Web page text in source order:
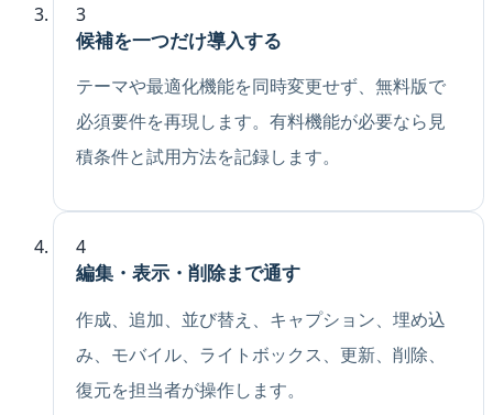
3
候補を一つだけ導入する
テーマや最適化機能を同時変更せず、無料版で
必須要件を再現します。有料機能が必要なら見
積条件と試用方法を記録します。
4
編集・表示・削除まで通す
作成、追加、並び替え、キャプション、埋め込
み、モバイル、ライトボックス、更新、削除、
復元を担当者が操作します。